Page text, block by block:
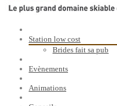
Station low cost
Brides fait sa pub
Evènements
Animations